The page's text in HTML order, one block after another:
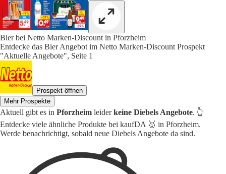
Bier bei Netto Marken-Discount in Pforzheim
Entdecke das Bier Angebot im Netto Marken-Discount Prospekt
"Aktuelle Angebote", Seite 1
Prospekt öffnen
Mehr Prospekte
Aktuell gibt es in Pforzheim leiderkeine Diebels Angebote. 👆
Entdecke viele ähnliche Produkte bei kaufDA 🥇 in Pforzheim.
Werde benachrichtigt, sobald neue Diebels Angebote da sind.